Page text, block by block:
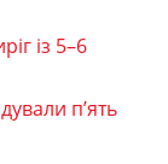
із 5–6
п’ять